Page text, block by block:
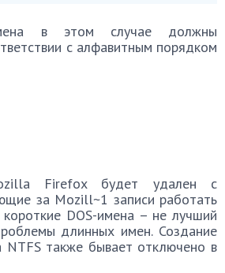
в этом случае должны
с алфавитным порядком
Firefox будет удален с
за Mozill~1 записи работать
DOS-имена – не лучший
длинных имен. Создание
NTFS также бывает отключено в